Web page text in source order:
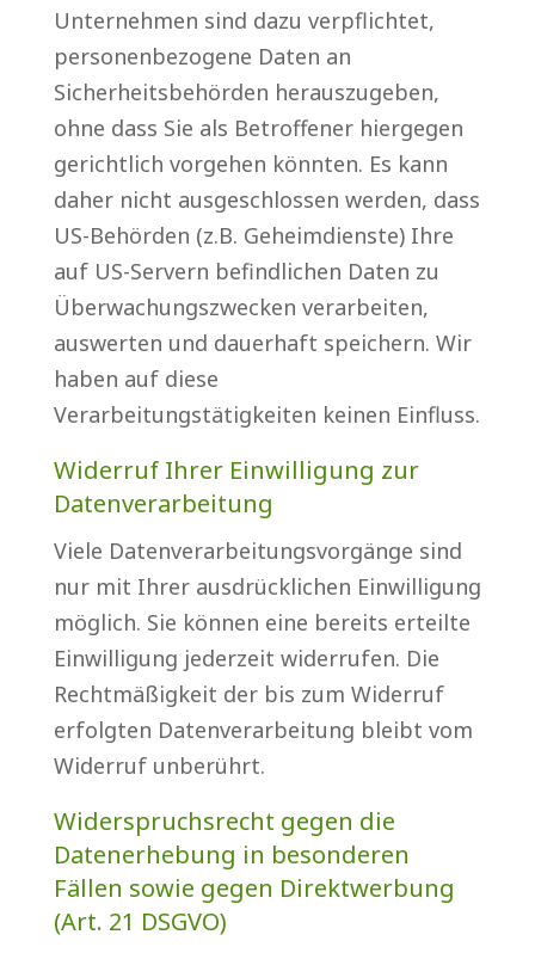
Unternehmen sind dazu verpflichtet,
personenbezogene Daten an
Sicherheitsbehörden herauszugeben,
ohne dass Sie als Betroffener hiergegen
gerichtlich vorgehen könnten. Es kann
daher nicht ausgeschlossen werden, dass
US-Behörden (z.B. Geheimdienste) Ihre
auf US-Servern befindlichen Daten zu
Überwachungszwecken verarbeiten,
auswerten und dauerhaft speichern. Wir
haben auf diese
Verarbeitungstätigkeiten keinen Einfluss.
Widerruf Ihrer Einwilligung zur
Datenverarbeitung
Viele Datenverarbeitungsvorgänge sind
nur mit Ihrer ausdrücklichen Einwilligung
möglich. Sie können eine bereits erteilte
Einwilligung jederzeit widerrufen. Die
Rechtmäßigkeit der bis zum Widerruf
erfolgten Datenverarbeitung bleibt vom
Widerruf unberührt.
Widerspruchsrecht gegen die
Datenerhebung in besonderen
Fällen sowie gegen Direktwerbung
(Art. 21 DSGVO)